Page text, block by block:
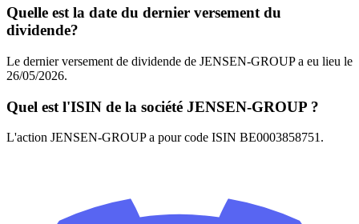
Quelle est la date du dernier versement du
dividende?
Le dernier versement de dividende de JENSEN-GROUP a eu lieu le
26/05/2026.
Quel est l'ISIN de la société JENSEN-GROUP ?
L'action JENSEN-GROUP a pour code ISIN BE0003858751.